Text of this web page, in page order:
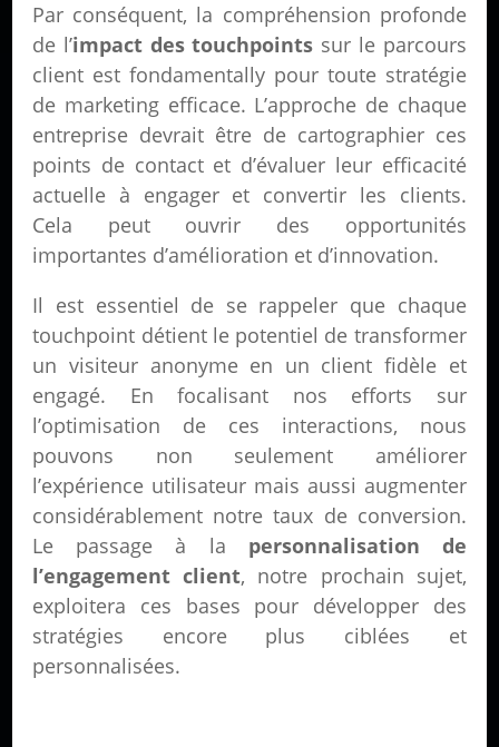
Par conséquent, la compréhension profonde
de l’impact des touchpoints sur le parcours
client est fondamentally pour toute stratégie
de marketing efficace. L’approche de chaque
entreprise devrait être de cartographier ces
points de contact et d’évaluer leur efficacité
actuelle à engager et convertir les clients.
Cela peut ouvrir des opportunités
importantes d’amélioration et d’innovation.
Il est essentiel de se rappeler que chaque
touchpoint détient le potentiel de transformer
un visiteur anonyme en un client fidèle et
engagé. En focalisant nos efforts sur
l’optimisation de ces interactions, nous
pouvons non seulement améliorer
l’expérience utilisateur mais aussi augmenter
considérablement notre taux de conversion.
Le passage à la personnalisation de
l’engagement client, notre prochain sujet,
exploitera ces bases pour développer des
stratégies encore plus ciblées et
personnalisées.